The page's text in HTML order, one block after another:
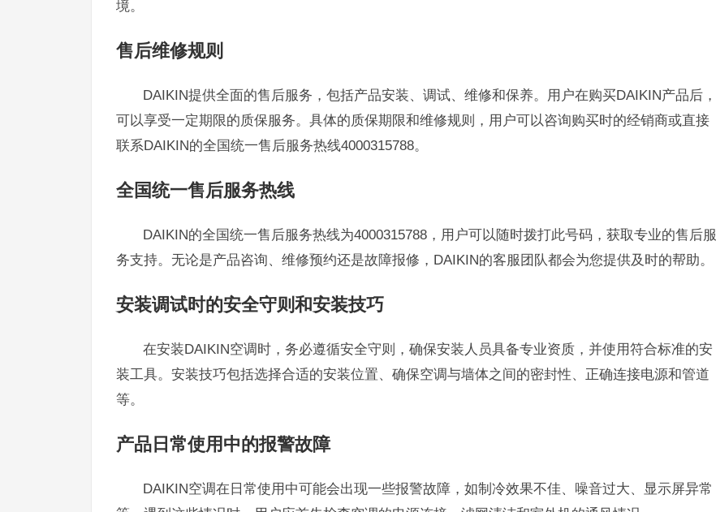
境。
售后维修规则
DAIKIN提供全面的售后服务，包括产品安装、调试、维修和保养。用户在购买DAIKIN产品后，
可以享受一定期限的质保服务。具体的质保期限和维修规则，用户可以咨询购买时的经销商或直接
联系DAIKIN的全国统一售后服务热线4000315788。
全国统一售后服务热线
DAIKIN的全国统一售后服务热线为4000315788，用户可以随时拨打此号码，获取专业的售后服
务支持。无论是产品咨询、维修预约还是故障报修，DAIKIN的客服团队都会为您提供及时的帮助。
安装调试时的安全守则和安装技巧
在安装DAIKIN空调时，务必遵循安全守则，确保安装人员具备专业资质，并使用符合标准的安
装工具。安装技巧包括选择合适的安装位置、确保空调与墙体之间的密封性、正确连接电源和管道
等。
产品日常使用中的报警故障
DAIKIN空调在日常使用中可能会出现一些报警故障，如制冷效果不佳、噪音过大、显示屏异常